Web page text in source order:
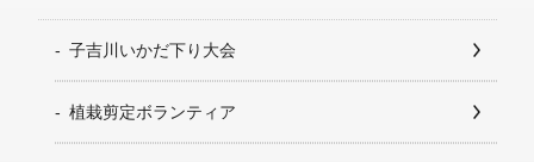
子吉川いかだ下り大会
植栽剪定ボランティア